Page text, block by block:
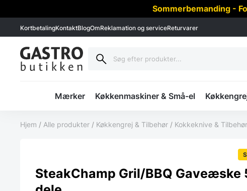
Sommerbemanding -
KortbetalingKontaktBlogOmReklamation og serviceReturvarer
Mærker Køkkenmaskiner & Små-el
Hjem / Alle produkter / Køkkengrej & Tilbehør / Kokkeknive & Tilbehør
SteakChamp Gril/BBQ Gaveæske